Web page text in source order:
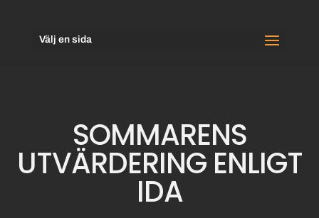
Välj en sida
SOMMARENS
UTVÄRDERING ENLIGT
IDA